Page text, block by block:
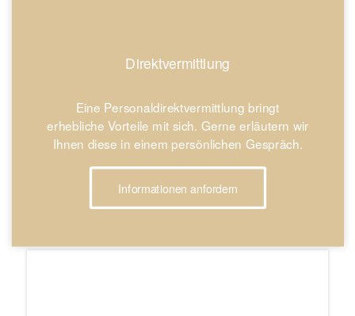
Direktvermittlung
Eine Personaldirektvermittlung bringt
erhebliche Vorteile mit sich. Gerne erläutern wir
Ihnen diese in einem persönlichen Gespräch.
Informationen anfordern